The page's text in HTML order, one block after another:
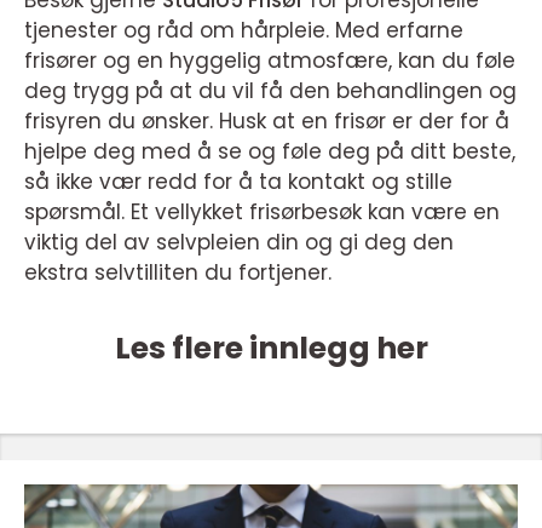
tjenester og råd om hårpleie. Med erfarne
frisører og en hyggelig atmosfære, kan du føle
deg trygg på at du vil få den behandlingen og
frisyren du ønsker. Husk at en frisør er der for å
hjelpe deg med å se og føle deg på ditt beste,
så ikke vær redd for å ta kontakt og stille
spørsmål. Et vellykket frisørbesøk kan være en
viktig del av selvpleien din og gi deg den
ekstra selvtilliten du fortjener.
Les flere innlegg her